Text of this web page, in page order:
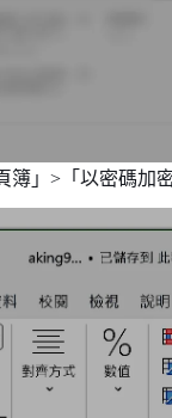
簿」>「以密碼加